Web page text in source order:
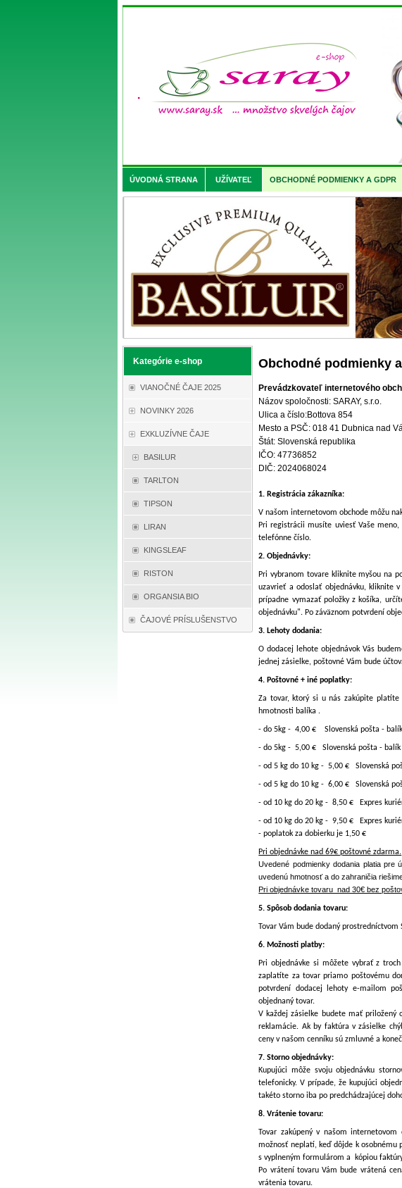
ÚVODNÁ STRANA UŽÍVATEĽ OBCHODNÉ PODMIENKY A GDPR
Kategórie e-shop
VIANOČNÉ ČAJE 2025
NOVINKY 2026
EXKLUZÍVNE ČAJE
BASILUR
TARLTON
TIPSON
LIRAN
KINGSLEAF
RISTON
ORGANSIA BIO
ČAJOVÉ PRÍSLUŠENSTVO
Obchodné podmienky
Prevádzkovateľ internetového
Názov spoločnosti: SARAY, s.r.o.
Ulica a číslo:Bottova 854
Mesto a PSČ: 018 41 Dubnica nad
Štát: Slovenská republika
IČO: 47736852
DIČ: 2024068024
1. Registrácia zákazníka:
V našom internetovom obchode môžu
Pri registrácii musíte uviesť Vaše
telefónne číslo.
2. Objednávky:
Pri vybranom tovare kliknite myšou na
uzavrieť a odoslať objednávku, kliknite
prípadne vymazať položky z košíka,
objednávku". Po záväznom potvrdení
3. Lehoty dodania:
O dodacej lehote objednávok Vás
jednej zásielke, poštovné Vám bude
4. Poštovné + iné poplatky:
Za tovar, ktorý si u nás zakúpite
hmotnosti balíka .
- do 5kg - 4,00 € Slovenská pošta -
- do 5kg - 5,00 € Slovenská pošta - balík
- od 5 kg do 10 kg - 5,00 € Slovenská
- od 5 kg do 10 kg - 6,00 € Slovenská
- od 10 kg do 20 kg - 8,50 € Expres
- od 10 kg do 20 kg - 9,50 € Expres
- poplatok
Pri objednávke nad 69€ poštovné zdarma.
Uvedené podmienky dodania platia pre
uvedenú hmotnosť a do zahraničia
Pri objednávke tovaru nad 30€ bez
5. Spôsob dodania tovaru:
Tovar Vám bude dodaný
6. Možnosti platby:
Pri objednávke si môžete vybrať z
zaplatíte za tovar priamo poštovému
potvrdení dodacej lehoty e-mailom
objednaný tovar.
V každej zásielke budete mať priložený
reklamácie. Ak by faktúra v zásielke
ceny v našom cenníku sú zmluvné a
7. Storno objednávky:
Kupujúci môže svoju objednávku
telefonicky. V prípade, že kupujúci
takéto storno iba po predchádzajúcej
8. Vrátenie tovaru:
Tovar zakúpený v našom
možnosť neplatí, keď dôjde k osobnému
s vyplneným formulárom a kópiou
Po vrátení tovaru Vám bude vrátená
vrátenia tovaru.